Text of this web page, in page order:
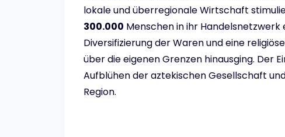
lokale und überregionale Wirtschaft
300.000 Menschen in ihr
Diversifizierung der Waren und eine
über die eigenen Grenzen hinausging. Der
Aufblühen der aztekischen Gesellschaft
Region.